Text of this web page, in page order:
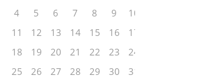
4
5 6 7 8 9
10
11
12 13 14 15 16
17
18
19 20 21 22 23
24
25
26 27 28 29 30 31